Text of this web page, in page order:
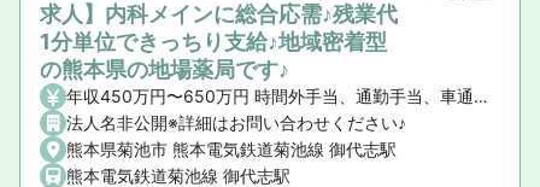
求人】内科メインに総合応需♪残業代
1分単位できっちり支給♪地域密着型
の熊本県の地場薬局です♪
年収450万円〜650万円 時間外手当、通勤手当、車通勤手当（駐車場・ガソリン代）
法人名非公開※詳細はお問い合わせください♪
熊本県菊池市 熊本電気鉄道菊池線 御代志駅
熊本電気鉄道菊池線 御代志駅